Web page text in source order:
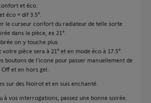
et éco.
éco = dif 3.5°.
le curseur confort du radiateur de telle sorte
dans la pièce, ex 21°.
on y touche plus.
pièce sera à 21° et en mode éco à 17.5°.
boutons de l'icone pour passer manuellement de
et en hors gel.
sur des Noirot et en suis enchanté.
à vos interrogations, passez une bonne soirée.